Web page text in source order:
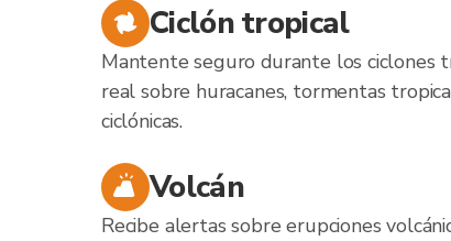
Ciclón tropical
Mantente seguro durante los ciclones
real sobre huracanes, tormentas
ciclónicas.
Volcán
Recibe alertas sobre erupciones